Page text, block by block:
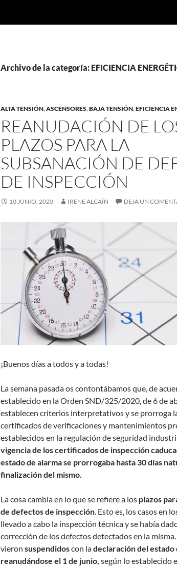
Archivo de la categoría: EFICIENCIA
ALTA TENSIÓN,ASCENSORES,BAJA TENSIÓN,EFICIENCIA
REANUDACIÓN DE
PLAZOS PARA LA
SUBSANACIÓN DE
DE INSPECCIÓN
10 JUNIO, 2020 IRENE ALCAÍN DEJA UN
¡Buenos días a todos y a todas!
La semana pasada os contontábamos que, de
establecido en la Orden SND/325/2020, de 6 de
establecen criterios interpretativos y se prorroga
certificados de verificaciones y mantenimientos
establecidos en la regulación de seguridad
vigencia de los certificados de inspección
estado de alarma se prorrogaba hasta 30 días
finalización del mismo.
La cosa cambia en lo que se refiere a los plazos
de defectos de inspección . Esto es, los casos en
llevado a cabo la inspección técnica y se había
corrección de los defectos detectados en la
vieron suspendidoscon ladeclaración del estado
reanudándose el 1 de junio, según lo establecido